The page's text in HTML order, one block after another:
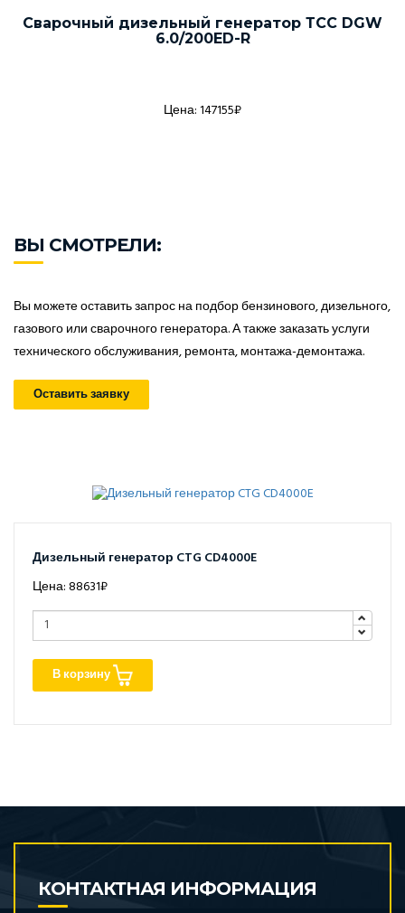
Сварочный дизельный генератор ТСС DGW
6.0/200ED-R
Цена: 147155₽
ВЫ СМОТРЕЛИ:
Вы можете оставить запрос на подбор бензинового, дизельного,
газового или сварочного генератора. А также заказать услуги
технического обслуживания, ремонта, монтажа-демонтажа.
Оставить заявку
Дизельный генератор CTG CD4000E
Цена: 88631₽
В корзину
КОНТАКТНАЯ ИНФОРМАЦИЯ